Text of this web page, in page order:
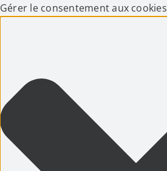
Gérer le consentement aux cookies